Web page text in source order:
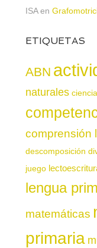
ISAen
ETIQUETAS
ABN
naturales
comprensión
descomposición
juego
lengua
matemáticas
primaria